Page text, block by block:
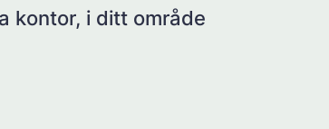
kontor, i ditt område